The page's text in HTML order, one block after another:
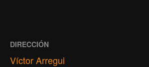
DIRECCIÓN
Víctor Arregui